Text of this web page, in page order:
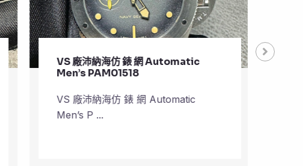
VS 廠沛納海仿 錶 網 Automatic
Men’s PAM01518
VS 廠沛納海仿 錶 網 Automatic
Men’s P ...